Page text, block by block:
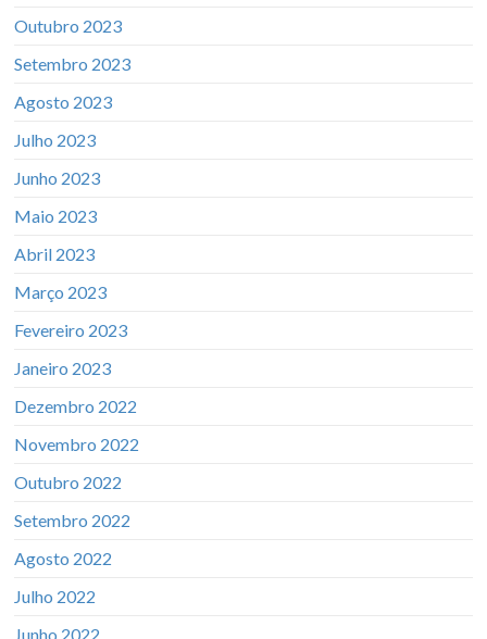
Outubro 2023
Setembro 2023
Agosto 2023
Julho 2023
Junho 2023
Maio 2023
Abril 2023
Março 2023
Fevereiro 2023
Janeiro 2023
Dezembro 2022
Novembro 2022
Outubro 2022
Setembro 2022
Agosto 2022
Julho 2022
Junho 2022